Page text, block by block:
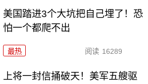
美国踏进3个大坑把自己埋了！恐
怕一个都爬不出
最热 阅读 16289
上将一封信捅破天！美军五艘驱